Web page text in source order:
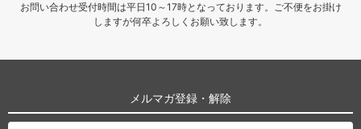
お問い合わせ受付時間は平日10～17時となっております。ご不便をお掛け
しますが何卒よろしくお願い致します。
メルマガ登録・解除